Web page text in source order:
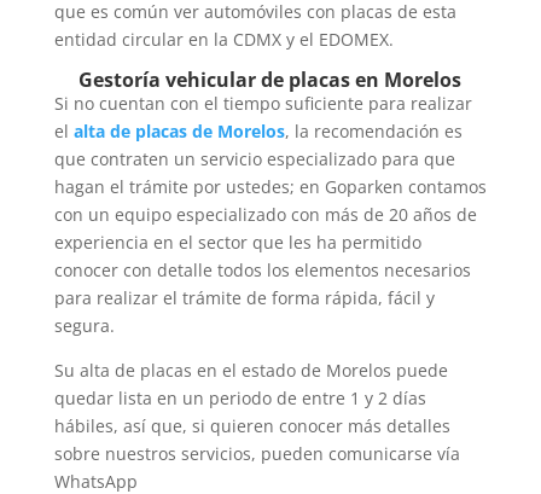
que es común ver automóviles con placas de esta
entidad circular en la CDMX y el EDOMEX.
Gestoría vehicular de placas en Morelos
Si no cuentan con el tiempo suficiente para realizar
el alta de placas de Morelos, la recomendación es
que contraten un servicio especializado para que
hagan el trámite por ustedes; en Goparken contamos
con un equipo especializado con más de 20 años de
experiencia en el sector que les ha permitido
conocer con detalle todos los elementos necesarios
para realizar el trámite de forma rápida, fácil y
segura.
Su alta de placas en el estado de Morelos puede
quedar lista en un periodo de entre 1 y 2 días
hábiles, así que, si quieren conocer más detalles
sobre nuestros servicios, pueden comunicarse vía
WhatsApp